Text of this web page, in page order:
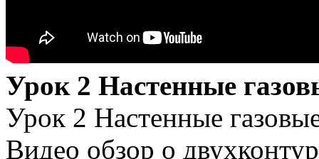
Урок 2 Настенные
Урок 2 Настенные
Видео обзор о